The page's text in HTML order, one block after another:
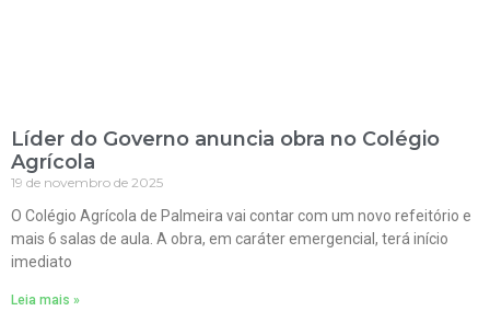
Líder do Governo anuncia obra no Colégio
Agrícola
19 de novembro de 2025
O Colégio Agrícola de Palmeira vai contar com um novo refeitório e
mais 6 salas de aula. A obra, em caráter emergencial, terá início
imediato
Leia mais »